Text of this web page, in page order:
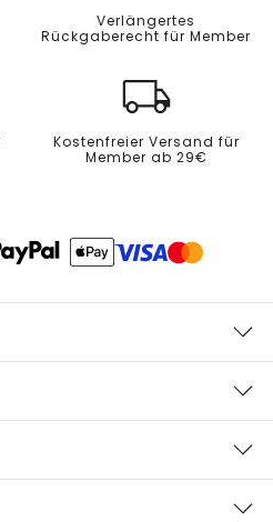
Verlängertes
Rückgaberecht für Member
Kostenfreier Versand für
Member ab 29€